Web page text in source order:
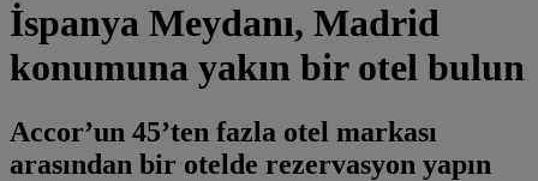
İspanya Meydanı, Madrid
konumuna yakın bir otel bulun
Accor’un 45’ten fazla otel markası
arasından bir otelde rezervasyon yapın